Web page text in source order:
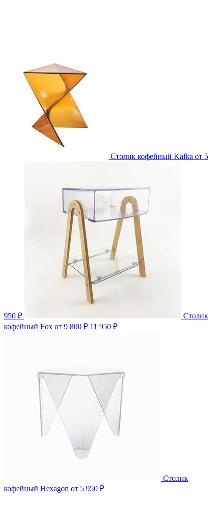
Столик кофейный Kafka от 5
950 ₽
Столик
кофейный Fox от 9 800 ₽ 11 950 ₽
Столик
кофейный Hexagon от 5 950 ₽